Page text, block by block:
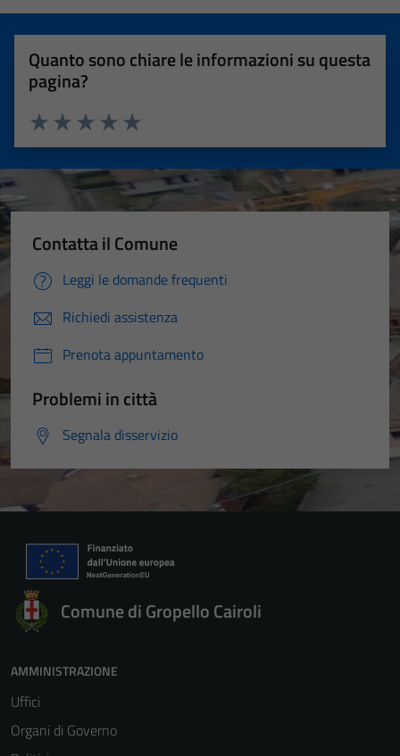
Quanto sono chiare le informazioni su questa
pagina?
Valuta 5 stelle su 5
Valuta 4 stelle su 5
Valuta 3 stelle su 5
Valuta 2 stelle su 5
Valuta 1 stelle su 5
Contatta il Comune
Leggi le domande frequenti
Richiedi assistenza
Prenota appuntamento
Problemi in città
Segnala disservizio
Comune di Gropello Cairoli
AMMINISTRAZIONE
Uffici
Organi di Governo